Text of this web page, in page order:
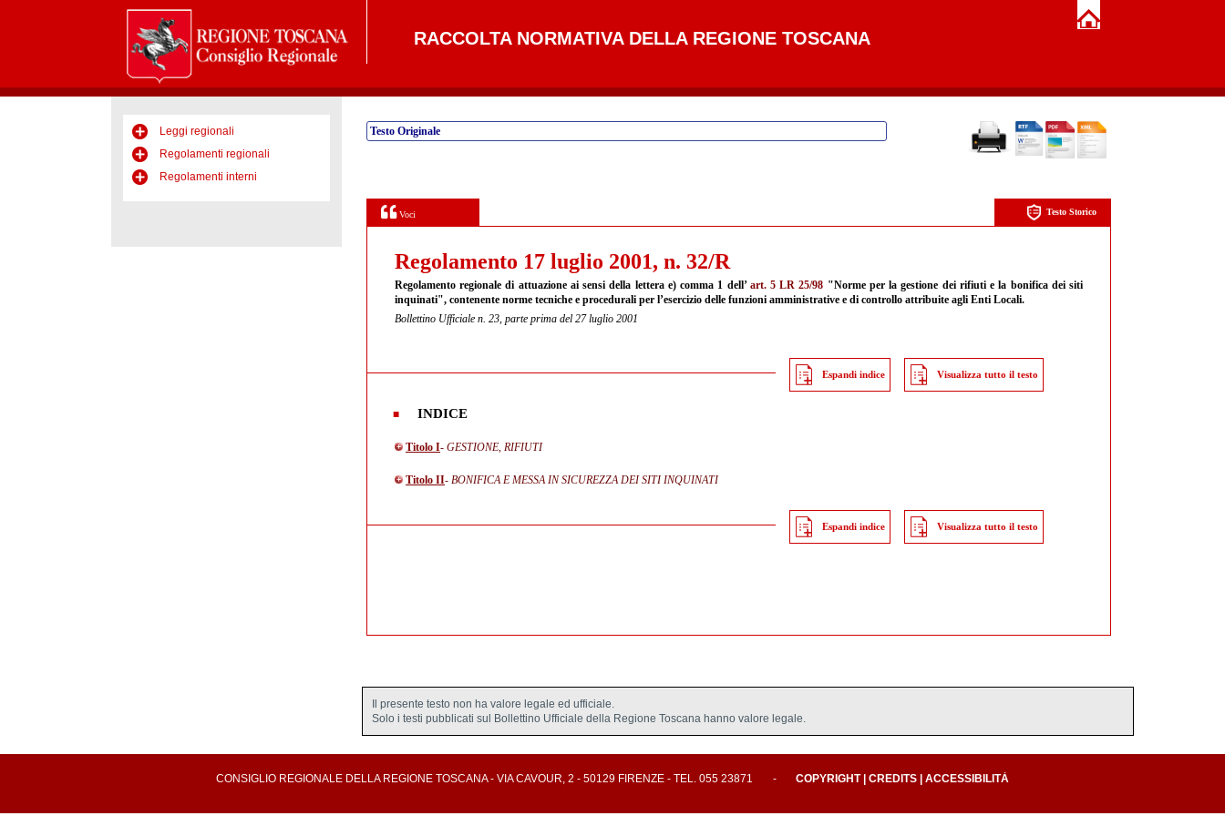
RACCOLTA NORMATIVA DELLA REGIONE TOSCANA
Leggi regionali
Regolamenti regionali
Regolamenti interni
Testo Originale
Voci Testo Storico
Regolamento 17 luglio 2001, n. 32/R
Regolamento regionale di attuazione ai sensi della lettera e) comma 1 dell’ art. 5 LR 25/98 "Norme per la gestione dei rifiuti e la bonifica dei siti
inquinati", contenente norme tecniche e procedurali per l’esercizio delle funzioni amministrative e di controllo attribuite agli Enti Locali.
Bollettino Ufficiale n. 23, parte prima del 27 luglio 2001
Espandi indice Visualizza tutto il testo
INDICE
Titolo I- GESTIONE, RIFIUTI
Titolo II- BONIFICA E MESSA IN SICUREZZA DEI SITI INQUINATI
Espandi indice Visualizza tutto il testo
Il presente testo non ha valore legale ed ufficiale.
Solo i testi pubblicati sul Bollettino Ufficiale della Regione Toscana hanno valore legale.
CONSIGLIO REGIONALE DELLA REGIONE TOSCANA - VIA CAVOUR, 2 - 50129 FIRENZE - TEL. 055 23871 - COPYRIGHT|CREDITS |ACCESSIBILITÀ